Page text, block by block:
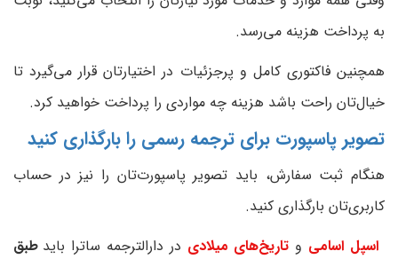
به پرداخت هزینه می‌رسد.
همچنین فاکتوری کامل و پرجزئیات در اختیارتان قرار می‌گیرد تا
خیال‌تان راحت باشد هزینه چه مواردی را پرداخت خواهید کرد.
تصویر پاسپورت برای ترجمه رسمی را بارگذاری کنید
هنگام ثبت سفارش، باید تصویر پاسپورت‌تان را نیز در حساب
کاربری‌تان بارگذاری کنید.
اسپل اسامی و تاریخ‌های میلادی در دارالترجمه ساترا باید طبق